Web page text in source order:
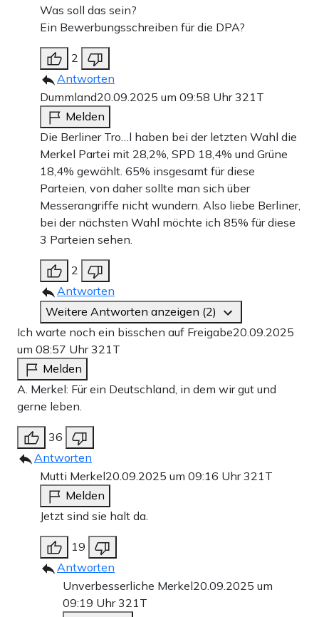
Was soll das sein?
Ein Bewerbungsschreiben für die DPA?
2
Antworten
Dummland20.09.2025 um 09:58 Uhr321T
Melden
Die Berliner Tro…l haben bei der letzten Wahl die
Merkel Partei mit 28,2%, SPD 18,4% und Grüne
18,4% gewählt. 65% insgesamt für diese
Parteien, von daher sollte man sich über
Messerangriffe nicht wundern. Also liebe Berliner,
bei der nächsten Wahl möchte ich 85% für diese
3 Parteien sehen.
2
Antworten
Weitere Antworten anzeigen (2)
Ich warte noch ein bisschen auf Freigabe20.09.2025
um 08:57 Uhr321T
Melden
A. Merkel: Für ein Deutschland, in dem wir gut und
gerne leben.
36
Antworten
Mutti Merkel20.09.2025 um 09:16 Uhr321T
Melden
Jetzt sind sie halt da.
19
Antworten
Unverbesserliche Merkel20.09.2025 um
09:19 Uhr321T